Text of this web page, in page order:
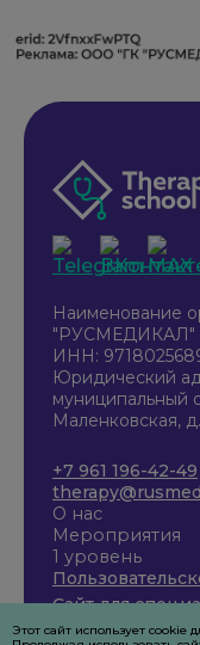
Наименование
"РУСМЕДИКАЛ"
ИНН:
Юридический
муниципальный
Маленковская,
+7 961 196-42-49
О нас
Мероприятия
1 уровень
Сайт для
Этот сайт использует cookie